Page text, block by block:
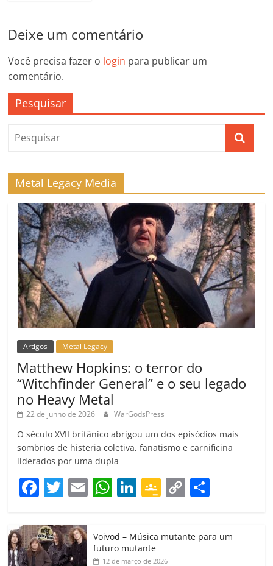
Deixe um comentário
Você precisa fazer o login para publicar um
comentário.
Pesquisar
Metal Legacy Media
Artigos Metal Legacy
Matthew Hopkins: o terror do
“Witchfinder General” e o seu legado
no Heavy Metal
22 de junho de 2026 WarGodsPress
O século XVII britânico abrigou um dos episódios mais
sombrios de histeria coletiva, fanatismo e carnificina
liderados por uma dupla
F
c
e
T
itt
er
E
ai
W
at
s
Li
k
e
G
gl
C
y p
Voivod – Música mutante para um
futuro mutante
12 de março de 2026